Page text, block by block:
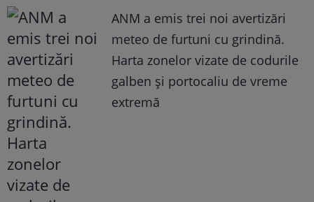
ANM a emis trei noi avertizări
meteo de furtuni cu grindină.
Harta zonelor vizate de codurile
galben și portocaliu de vreme
extremă